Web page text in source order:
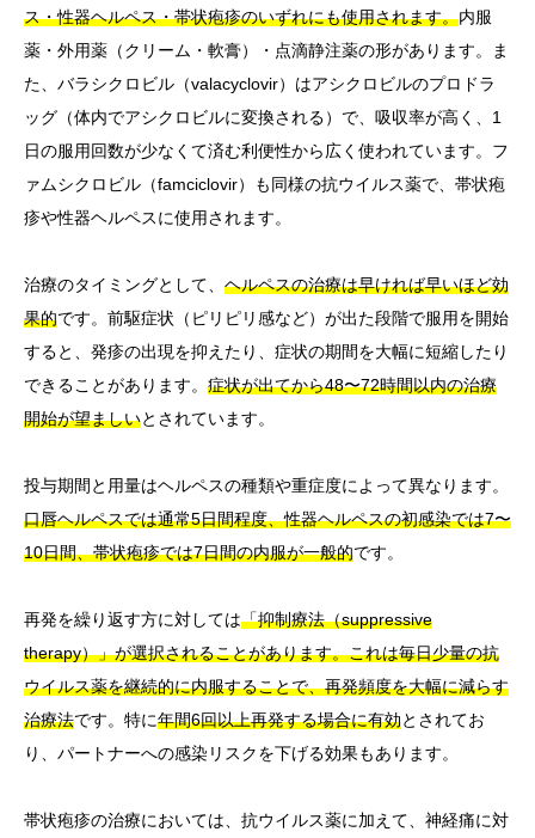
ス・性器ヘルペス・帯状疱疹のいずれにも使用されます。内服
薬・外用薬（クリーム・軟膏）・点滴静注薬の形があります。ま
た、バラシクロビル（valacyclovir）はアシクロビルのプロドラ
ッグ（体内でアシクロビルに変換される）で、吸収率が高く、1
日の服用回数が少なくて済む利便性から広く使われています。フ
ァムシクロビル（famciclovir）も同様の抗ウイルス薬で、帯状疱
疹や性器ヘルペスに使用されます。
治療のタイミングとして、 ヘルペスの治療は早ければ早いほど効
果的です。前駆症状（ピリピリ感など）が出た段階で服用を開始
すると、発疹の出現を抑えたり、症状の期間を大幅に短縮したり
できることがあります。 症状が出てから48〜72時間以内の治療
開始が望ましいとされています。
投与期間と用量はヘルペスの種類や重症度によって異なります。
口唇ヘルペスでは通常5日間程度、性器ヘルペスの初感染では7〜
10日間、帯状疱疹では7日間の内服が一般的です。
再発を繰り返す方に対しては「抑制療法（suppressive
therapy）」が選択されることがあります。これは毎日少量の抗
ウイルス薬を継続的に内服することで、再発頻度を大幅に減らす
治療法です。特に年間6回以上再発する場合に有効とされてお
り、パートナーへの感染リスクを下げる効果もあります。
帯状疱疹の治療においては、抗ウイルス薬に加えて、神経痛に対